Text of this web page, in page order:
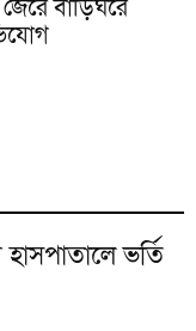
বাড়িঘরে
ভর্তি